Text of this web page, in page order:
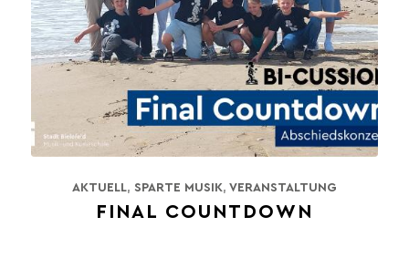
AKTUELL, SPARTE MUSIK, VERANSTALTUNG
FINAL COUNTDOWN